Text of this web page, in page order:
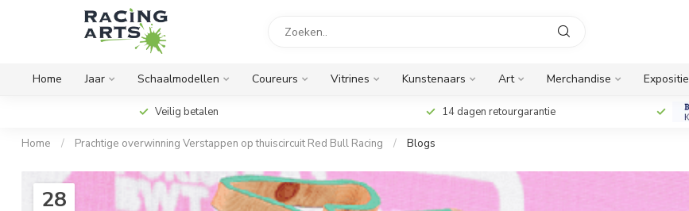
Home Jaar Schaalmodellen Coureurs Vitrines Kunstenaars Art Merchandise Expositie
Veilig betalen 14 dagen retourgarantie
Home / Prachtige overwinning Verstappen op thuiscircuit Red Bull Racing / Blogs
28